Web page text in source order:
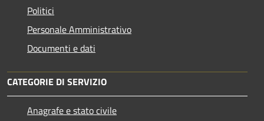
Politici
Personale Amministrativo
Documenti e dati
CATEGORIE DI SERVIZIO
Anagrafe e stato civile